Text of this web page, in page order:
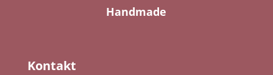
Handmade
Kontakt